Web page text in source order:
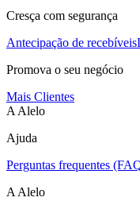
Cresça com segurança
Antecipação de recebíveis
Promova o seu negócio
Mais Clientes
A Alelo
Ajuda
Perguntas frequentes
A Alelo